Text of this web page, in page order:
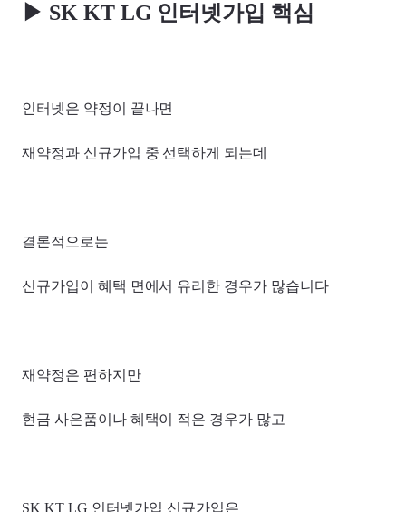
▶ SK KT LG 인터넷가입 핵심
인터넷은 약정이 끝나면
재약정과 신규가입 중 선택하게 되는데
결론적으로는
신규가입이 혜택 면에서 유리한 경우가 많습니다
재약정은 편하지만
현금 사은품이나 혜택이 적은 경우가 많고
SK KT LG 인터넷가입 신규가입은